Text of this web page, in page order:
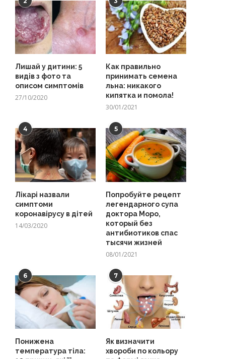
Лишай у дитини: 5
видів з фото та
описом симптомів
27/10/2020
Как правильно
принимать семена
льна: никакого
кипятка и помола!
30/01/2021
4
Лікарі назвали
симптоми
коронавірусу в дітей
14/03/2020
5
Попробуйте рецепт
легендарного супа
доктора Моро,
который без
антибиотиков спас
тысячи жизней
08/01/2021
6
Понижена
температура тіла:
7
Як визначити
хвороби по кольору